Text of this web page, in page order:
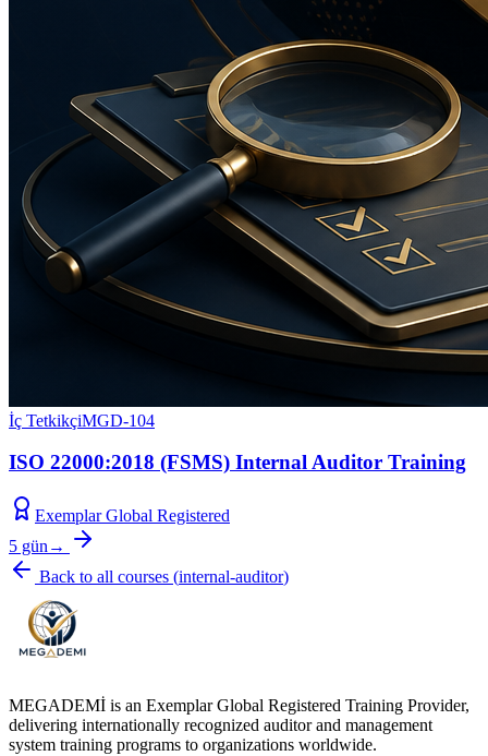
İç TetkikçiMGD-104
ISO 22000:2018 (FSMS) Internal Auditor Training
Exemplar Global Registered
5 gün →
Back to all courses (internal-auditor)
MEGADEMİ is an Exemplar Global Registered Training Provider,
delivering internationally recognized auditor and management
system training programs to organizations worldwide.